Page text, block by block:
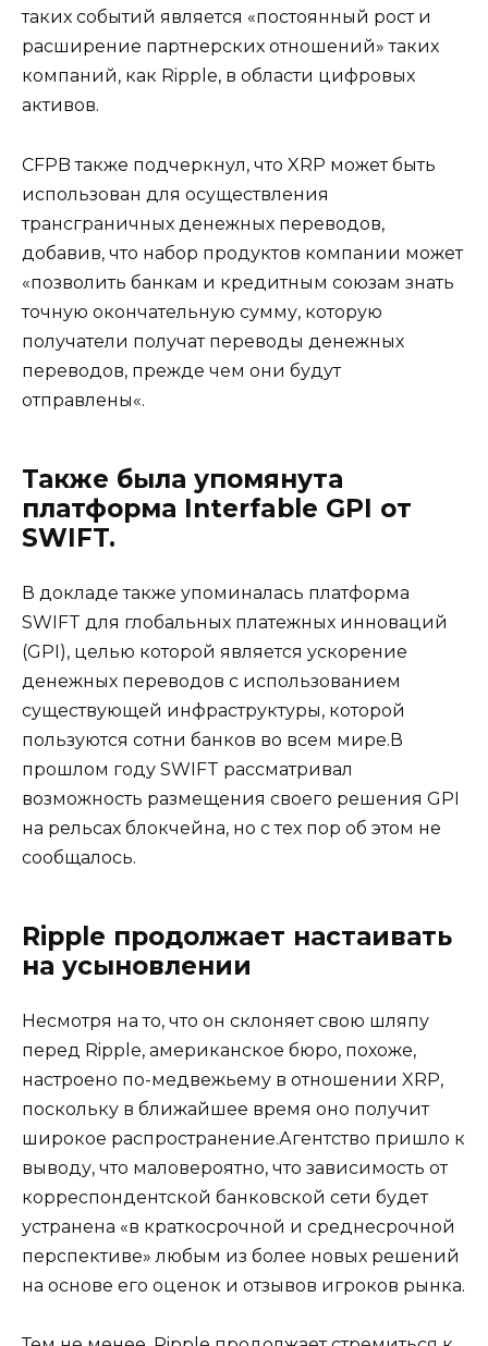
таких событий является «постоянный рост и
расширение партнерских отношений» таких
компаний, как Ripple, в области цифровых
активов.
CFPB также подчеркнул, что XRP может быть
использован для осуществления
трансграничных денежных переводов,
добавив, что набор продуктов компании может
«позволить банкам и кредитным союзам знать
точную окончательную сумму, которую
получатели получат переводы денежных
переводов, прежде чем они будут
отправлены«.
Также была упомянута
платформа Interfable GPI от
SWIFT.
В докладе также упоминалась платформа
SWIFT для глобальных платежных инноваций
(GPI), целью которой является ускорение
денежных переводов с использованием
существующей инфраструктуры, которой
пользуются сотни банков во всем мире.В
прошлом году SWIFT рассматривал
возможность размещения своего решения GPI
на рельсах блокчейна, но с тех пор об этом не
сообщалось.
Ripple продолжает настаивать
на усыновлении
Несмотря на то, что он склоняет свою шляпу
перед Ripple, американское бюро, похоже,
настроено по-медвежьему в отношении XRP,
поскольку в ближайшее время оно получит
широкое распространение.Агентство пришло к
выводу, что маловероятно, что зависимость от
корреспондентской банковской сети будет
устранена «в краткосрочной и среднесрочной
перспективе» любым из более новых решений
на основе его оценок и отзывов игроков рынка.